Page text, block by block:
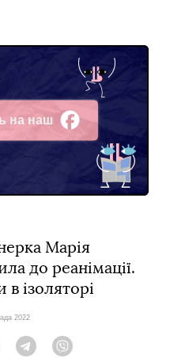
на наш
Марія
до реанімації.
ізоляторі
2022
Twitter Telegram